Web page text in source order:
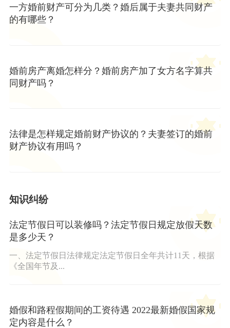
一方婚前财产可分为几类？婚后属于夫妻共同财产
的有哪些？
婚前房产离婚怎样分？婚前房产加了女方名字算共
同财产吗？
法律是怎样规定婚前财产协议的？夫妻签订的婚前
财产协议有用吗？
知识纠纷
法定节假日可以装修吗？法定节假日规定放假天数
是多少天？
一、法定节假日法律规定法定节假日全年共计11天，根据
《全国年节及...
婚假和路程假期间的工资待遇 2022最新婚假国家规
定内容是什么？